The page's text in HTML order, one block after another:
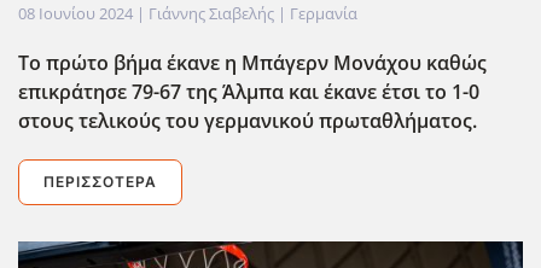
08 Ιουνίου 2024 | Γιάννης Σιαβελής | Γερμανία
Το πρώτο βήμα έκανε η Μπάγερν Μονάχου καθώς
επικράτησε 79-67 της Άλμπα και ΄εκανε έτσι το 1-0
στους τελικούς του γερμανικού πρωταθλήματος.
ΠΕΡΙΣΣΌΤΕΡΑ